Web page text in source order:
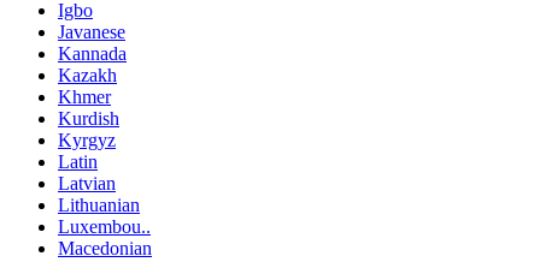
Igbo
Javanese
Kannada
Kazakh
Khmer
Kurdish
Kyrgyz
Latin
Latvian
Lithuanian
Luxembou..
Macedonian